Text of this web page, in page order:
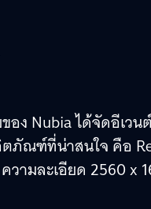
อง Nubia ได้จัดอีเว
ภัณฑ์ที่น่าสนใจ คือ
ามละเอียด 2560 x